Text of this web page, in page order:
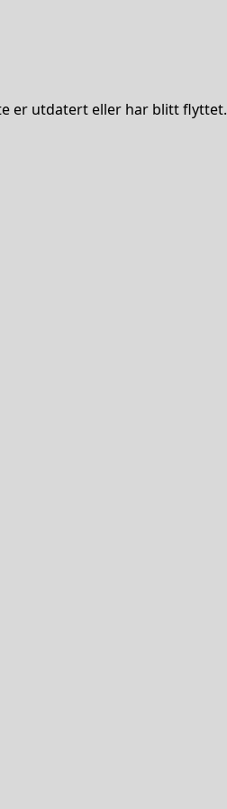
er utdatert eller har blitt flyttet.